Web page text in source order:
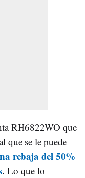
RH6822WO que
que se le puede
rebaja del 50%
. Lo que lo